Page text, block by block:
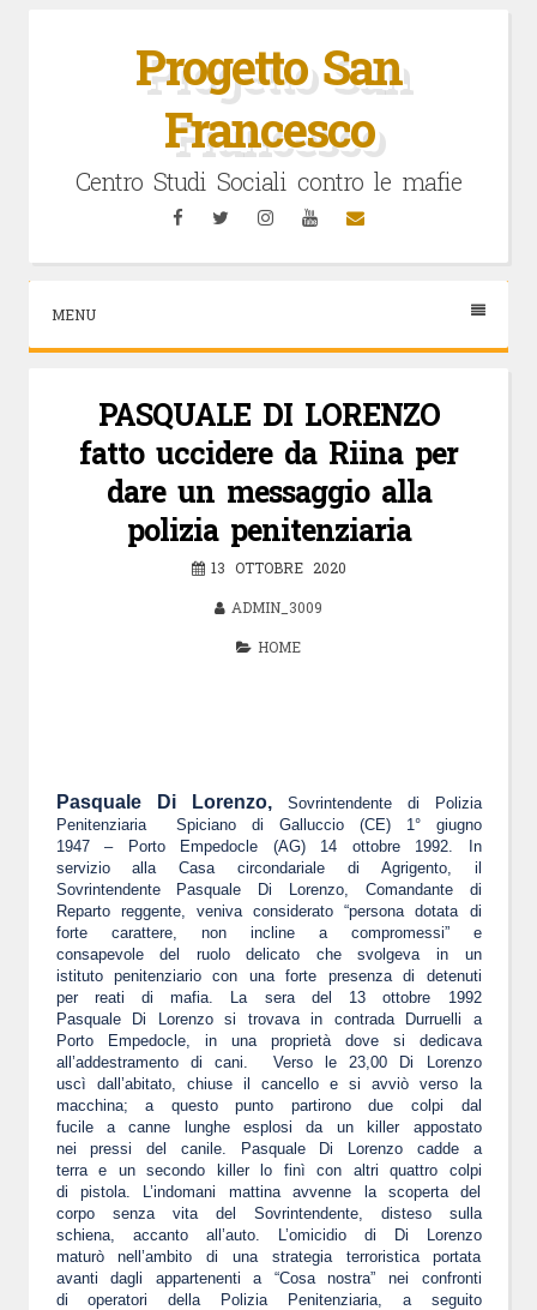
Progetto San
Francesco
Centro Studi Sociali contro le mafie
FacebookTwitterInstagramYouTubeEmail
MENU
PASQUALE DI LORENZO
fatto uccidere da Riina per
dare un messaggio alla
polizia penitenziaria
13 OTTOBRE 2020
ADMIN_3009
HOME
Pasquale Di Lorenzo, Sovrintendente di Polizia
PenitenziariaSpiciano di Galluccio (CE) 1° giugno
1947 – Porto Empedocle (AG) 14 ottobre 1992.
In
servizio alla Casa circondariale di Agrigento, il
Sovrintendente Pasquale Di Lorenzo, Comandante di
Reparto reggente, veniva considerato “persona dotata di
forte carattere, non incline a compromessi” e
consapevole del ruolo delicato che svolgeva in un
istituto penitenziario con una forte presenza di detenuti
per reati di mafia. La sera del 13 ottobre 1992
Pasquale Di Lorenzo si trovava in contrada Durruelli a
Porto Empedocle, in una proprietà dove si dedicava
all’addestramento di cani. Verso le 23,00 Di Lorenzo
uscì dall’abitato, chiuse il cancello e si avviò verso la
macchina; a questo punto partirono due colpi dal
fucile a canne lunghe esplosi da un killer appostato
nei pressi del canile. Pasquale Di Lorenzo cadde a
terra e un secondo killer lo finì con altri quattro colpi
di pistola. L’indomani mattina avvenne la scoperta del
corpo senza vita del Sovrintendente, disteso sulla
schiena, accanto all’auto. L’omicidio di Di Lorenzo
maturò nell’ambito di una strategia terroristica portata
avanti dagli appartenenti a “Cosa nostra” nei confronti
di operatori della Polizia Penitenziaria, a seguito